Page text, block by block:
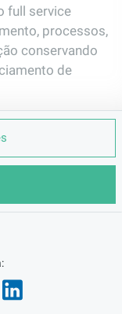
full service
processos,
conservando
de
com 38
em